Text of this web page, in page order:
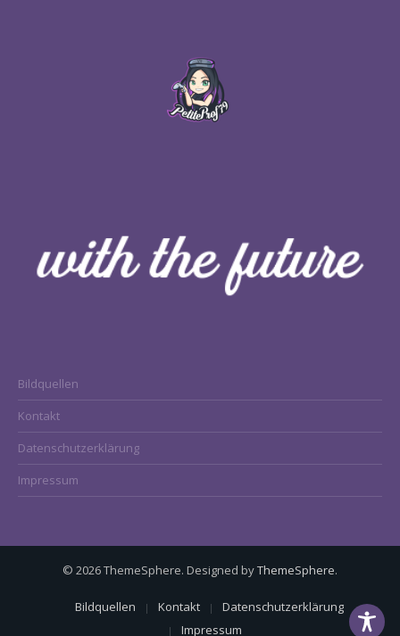
Bildquellen
Kontakt
Datenschutzerklärung
Impressum
© 2026 ThemeSphere. Designed byThemeSphere.
Bildquellen Kontakt
Datenschutzerklärung
Impressum